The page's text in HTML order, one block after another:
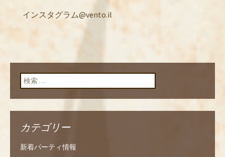
インスタグラム@vento.il
検索:
カテゴリー
新着パーティ情報